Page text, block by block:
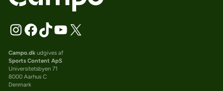
Campo.dkudgives af
Sports Content ApS
Universitetsbyen 71
8000 Aarhus C
Denmark